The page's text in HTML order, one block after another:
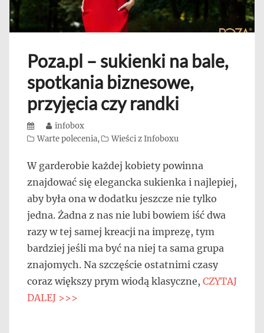
Poza.pl – sukienki na bale,
spotkania biznesowe,
przyjęcia czy randki
Posted
on
Author
infobox
Categories
Warte polecenia, Wieści z Infoboxu
W garderobie każdej kobiety powinna
znajdować się elegancka sukienka i najlepiej,
aby była ona w dodatku jeszcze nie tylko
jedna. Żadna z nas nie lubi bowiem iść dwa
razy w tej samej kreacji na imprezę, tym
bardziej jeśli ma być na niej ta sama grupa
znajomych. Na szczęście ostatnimi czasy
coraz większy prym wiodą klasyczne, CZYTAJ
DALEJ >>>